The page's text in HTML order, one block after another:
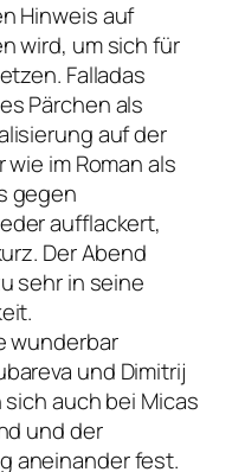
Hinweis auf
wird, um sich für
Falladas
Pärchen als
auf der
im Roman als
gegen
aufflackert,
Der Abend
sehr in seine
wunderbar
und Dimitrij
auch bei Micas
und der
aneinander fest.